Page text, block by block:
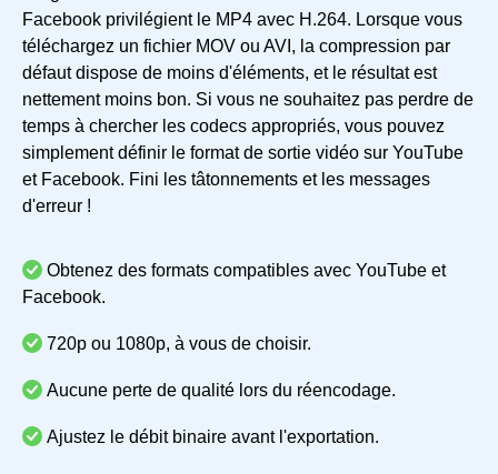
Facebook privilégient le MP4 avec H.264. Lorsque vous
téléchargez un fichier MOV ou AVI, la compression par
défaut dispose de moins d'éléments, et le résultat est
nettement moins bon. Si vous ne souhaitez pas perdre de
temps à chercher les codecs appropriés, vous pouvez
simplement définir le format de sortie vidéo sur YouTube
et Facebook. Fini les tâtonnements et les messages
d'erreur !
Obtenez des formats compatibles avec YouTube et
Facebook.
720p ou 1080p, à vous de choisir.
Aucune perte de qualité lors du réencodage.
Ajustez le débit binaire avant l'exportation.